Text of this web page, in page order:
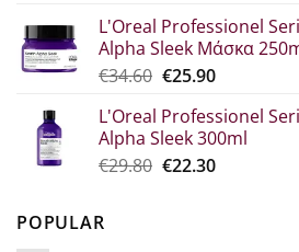
was:
€30.70.
τιμή
είναι:
€23.00.
L'Oreal Professionel
Alpha Sleek Μάσκα
€34.60 Original
was:
€34.60.
€25.90Η
τιμή
είναι:
€25.90.
L'Oreal Professionel
Alpha Sleek 300ml
€29.80 Original
€22.30Η
POPULAR